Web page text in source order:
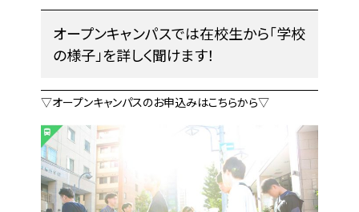
オープンキャンパスでは在校生から「学校
の様子」を詳しく聞けます！
▽オープンキャンパスのお申込みはこちらから▽